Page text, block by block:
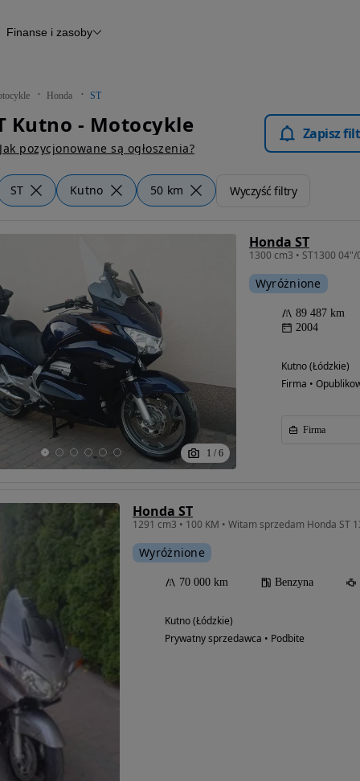
Finanse i zasoby
Honda ST
Kutno - Motocykle
Jak pozycjonowane są ogłoszenia?
Zapisz
ST Kutno 50 km Wyczyść filtry
1 / 6
Honda ST
Wyróżnione
89 487 km
2004
Kutno (Łódzkie)
Firma •
Firma
Honda ST
1291 cm3 • 100 KM • Witam sprzedam Honda ST
Wyróżnione
70 000 km Benzyna
Kutno (Łódzkie)
Prywatny sprzedawca • Podbite